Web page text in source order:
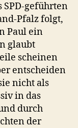
geführten
Pfalz folgt,
Paul ein
glaubt
scheinen
entscheiden
nicht als
in das
durch
der